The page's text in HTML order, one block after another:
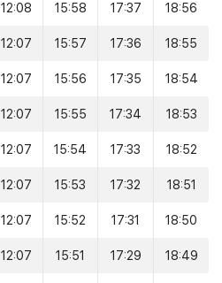
12:08 15:58 17:37 18:56
12:07 15:57 17:36 18:55
12:07 15:56 17:35 18:54
12:07 15:55 17:34 18:53
12:07 15:54 17:33 18:52
12:07 15:53 17:32 18:51
12:07 15:52 17:31 18:50
12:07 15:51 17:29 18:49